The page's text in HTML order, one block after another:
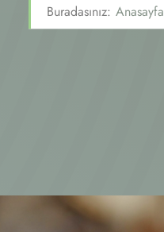
Buradasınız: Anasayfa